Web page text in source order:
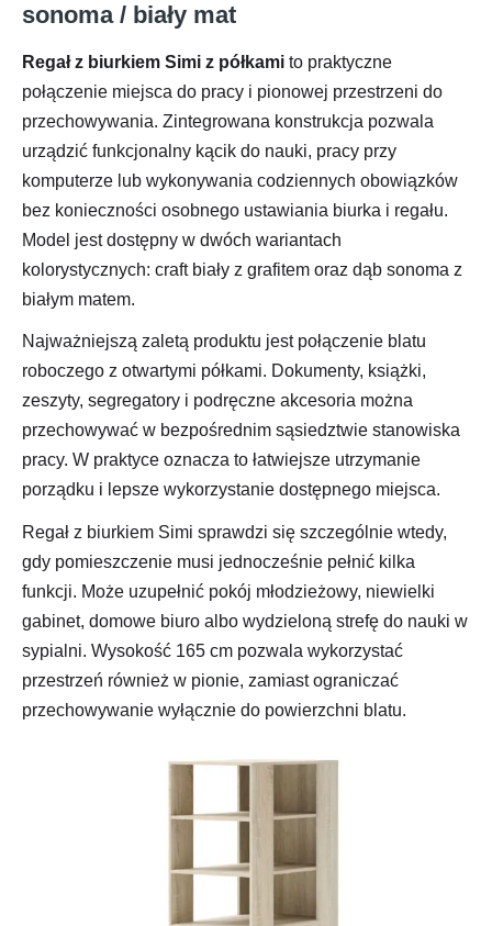
sonoma / biały mat
Regał z biurkiem Simi z półkami to praktyczne
połączenie miejsca do pracy i pionowej przestrzeni do
przechowywania. Zintegrowana konstrukcja pozwala
urządzić funkcjonalny kącik do nauki, pracy przy
komputerze lub wykonywania codziennych obowiązków
bez konieczności osobnego ustawiania biurka i regału.
Model jest dostępny w dwóch wariantach
kolorystycznych: craft biały z grafitem oraz dąb sonoma z
białym matem.
Najważniejszą zaletą produktu jest połączenie blatu
roboczego z otwartymi półkami. Dokumenty, książki,
zeszyty, segregatory i podręczne akcesoria można
przechowywać w bezpośrednim sąsiedztwie stanowiska
pracy. W praktyce oznacza to łatwiejsze utrzymanie
porządku i lepsze wykorzystanie dostępnego miejsca.
Regał z biurkiem Simi sprawdzi się szczególnie wtedy,
gdy pomieszczenie musi jednocześnie pełnić kilka
funkcji. Może uzupełnić pokój młodzieżowy, niewielki
gabinet, domowe biuro albo wydzieloną strefę do nauki w
sypialni. Wysokość 165 cm pozwala wykorzystać
przestrzeń również w pionie, zamiast ograniczać
przechowywanie wyłącznie do powierzchni blatu.